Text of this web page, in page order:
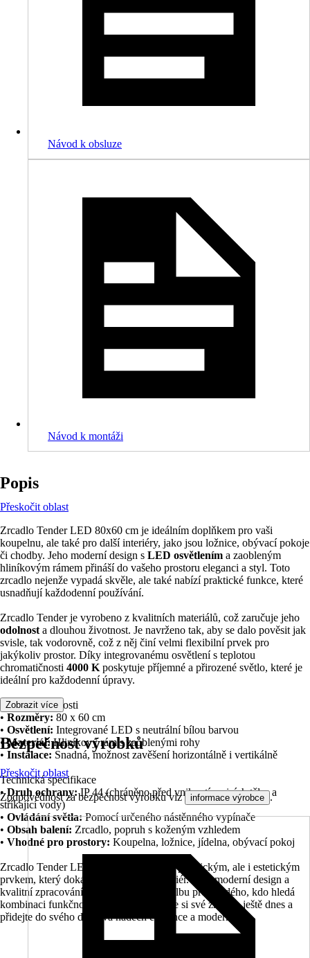
Návod k obsluze
Návod k montáži
Popis
Přeskočit oblast
Zrcadlo Tender LED 80x60 cm je ideálním doplňkem pro vaši
koupelnu, ale také pro další interiéry, jako jsou ložnice, obývací pokoje
či chodby. Jeho moderní design s LED osvětlením a zaobleným
hliníkovým rámem přináší do vašeho prostoru eleganci a styl. Toto
zrcadlo nejenže vypadá skvěle, ale také nabízí praktické funkce, které
usnadňují každodenní používání.
Zrcadlo Tender je vyrobeno z kvalitních materiálů, což zaručuje jeho
odolnost a dlouhou životnost. Je navrženo tak, aby se dalo pověsit jak
svisle, tak vodorovně, což z něj činí velmi flexibilní prvek pro
jakýkoliv prostor. Díky integrovanému osvětlení s teplotou
chromatičnosti 4000 K poskytuje příjemné a přirozené světlo, které je
ideální pro každodenní úpravy.
Klíčové vlastnosti
• Rozměry: 80 x 60 cm
• Osvětlení: Integrované LED s neutrální bílou barvou
•Materiál:Hliníkový rám s zaoblenými rohy
• Instalace: Snadná, možnost zavěšení horizontálně i vertikálně
Technická specifikace
•Druh ochrany:IP 44 (chráněno před vniknutím cizích těles a
stříkající vody)
• Ovládání světla:Pomocí určeného nástěnného vypínače
• Obsah balení: Zrcadlo, popruh s koženým vzhledem
• Vhodné pro prostory: Koupelna, ložnice, jídelna, obývací pokoj
Zrcadlo Tender LED 80x60 cm je nejen praktickým, ale i estetickým
prvkem, který dokáže proměnit váš interiér. Jeho moderní design a
kvalitní zpracování z něj činí skvělou volbu pro každého, kdo hledá
kombinaci funkčnosti a stylu. Objednejte si své zrcadlo ještě dnes a
přidejte do svého domova nádech elegance a modernity.
Zobrazit více
Bezpečnost výrobků
Přeskočit oblast
Zodpovědnost za bezpečnost výrobku viz informace výrobce .